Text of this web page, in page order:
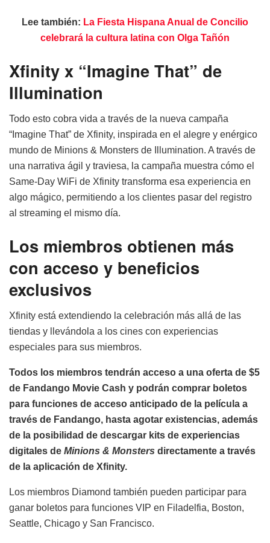
Lee también: La Fiesta Hispana Anual de Concilio
celebrará la cultura latina con Olga Tañón
Xfinity x “Imagine That” de
Illumination
Todo esto cobra vida a través de la nueva campaña
“Imagine That” de Xfinity, inspirada en el alegre y enérgico
mundo de Minions & Monsters de Illumination. A través de
una narrativa ágil y traviesa, la campaña muestra cómo el
Same-Day WiFi de Xfinity transforma esa experiencia en
algo mágico, permitiendo a los clientes pasar del registro
al streaming el mismo día.
Los miembros obtienen más
con acceso y beneficios
exclusivos
Xfinity está extendiendo la celebración más allá de las
tiendas y llevándola a los cines con experiencias
especiales para sus miembros.
Todos los miembros tendrán acceso a una oferta de $5
de Fandango Movie Cash y podrán comprar boletos
para funciones de acceso anticipado de la película a
través de Fandango, hasta agotar existencias, además
de la posibilidad de descargar kits de experiencias
digitales de Minions & Monsters directamente a través
de la aplicación de Xfinity.
Los miembros Diamond también pueden participar para
ganar boletos para funciones VIP en Filadelfia, Boston,
Seattle, Chicago y San Francisco.